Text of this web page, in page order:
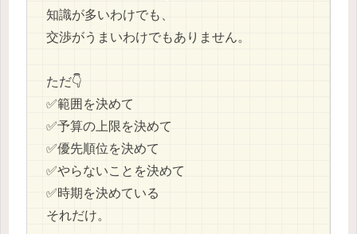
知識が多いわけでも、
交渉がうまいわけでもありません。
ただ👇
✅️範囲を決めて
✅️予算の上限を決めて
✅️優先順位を決めて
✅️やらないことを決めて
✅️時期を決めている
それだけ。